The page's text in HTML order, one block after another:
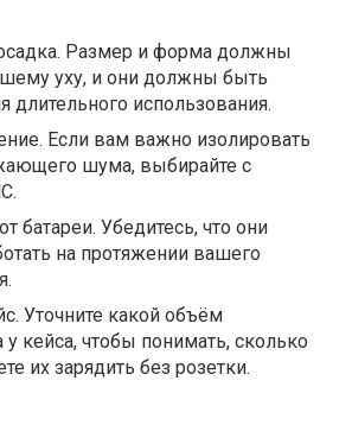
Размер и форма должны
уху, и они должны быть
длительного использования.
Если вам важно изолировать
шума, выбирайте с
батареи. Убедитесь, что они
на протяжении вашего
Уточните какой объём
у кейса, чтобы понимать, сколько
их зарядить без розетки.